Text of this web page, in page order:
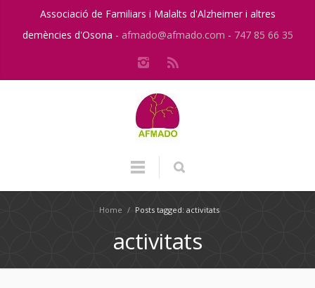
Associació de Familiars i Malalts d'Alzheimer i altres
demències d'Osona - afmado@afmado.com - 747 85 66 35
Home / Posts tagged: activitats
activitats